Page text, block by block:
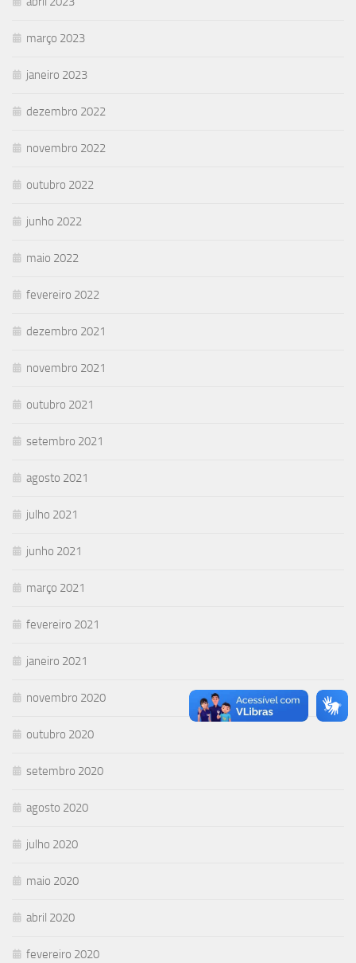
março 2023
janeiro 2023
dezembro 2022
novembro 2022
outubro 2022
junho 2022
maio 2022
fevereiro 2022
dezembro 2021
novembro 2021
outubro 2021
setembro 2021
agosto 2021
julho 2021
junho 2021
março 2021
fevereiro 2021
janeiro 2021
novembro 2020
outubro 2020
setembro 2020
agosto 2020
julho 2020
maio 2020
abril 2020
fevereiro 2020